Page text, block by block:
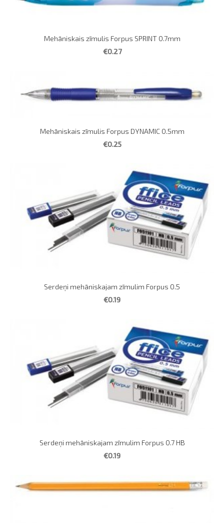
Mehāniskais zīmulis Forpus SPRINT 0.7mm
€0.27
Mehāniskais zīmulis Forpus DYNAMIC 0.5mm
€0.25
Serdeņi mehāniskajam zīmulim Forpus 0.5
€0.19
Serdeņi mehāniskajam zīmulim Forpus 0.7 HB
€0.19